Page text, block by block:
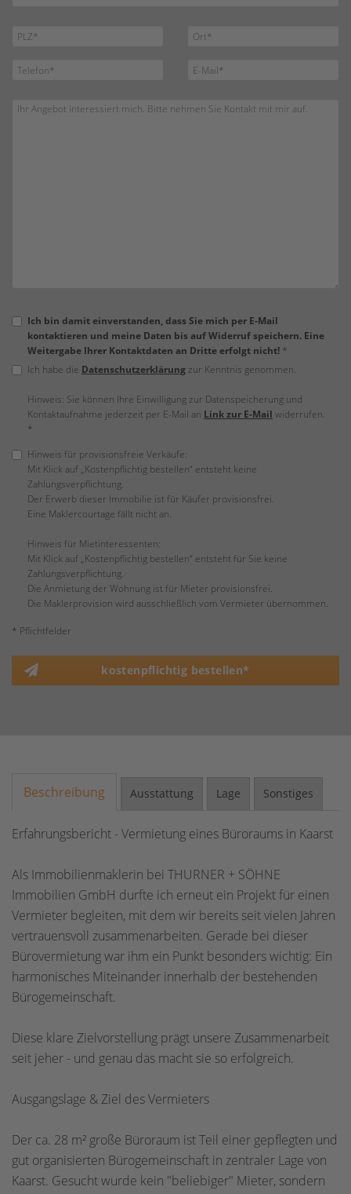
Ich bin damit einverstanden, dass Sie mich per E-Mail
kontaktieren und meine Daten bis auf Widerruf speichern. Eine
Weitergabe Ihrer Kontaktdaten an Dritte erfolgt nicht! *
Ich habe die Datenschutzerklärung zur Kenntnis genommen.
Hinweis: Sie können Ihre Einwilligung zur Datenspeicherung und
Kontaktaufnahme jederzeit per E-Mail an Link zur E-Mail widerrufen.
*
Hinweis für provisionsfreie Verkäufe:
Mit Klick auf „Kostenpflichtig bestellen“ entsteht keine
Zahlungsverpflichtung.
Der Erwerb dieser Immobilie ist für Käufer provisionsfrei.
Eine Maklercourtage fällt nicht an.
Hinweis für Mietinteressenten:
Mit Klick auf „Kostenpflichtig bestellen“ entsteht für Sie keine
Zahlungsverpflichtung.
Die Anmietung der Wohnung ist für Mieter provisionsfrei.
Die Maklerprovision wird ausschließlich vom Vermieter übernommen.
* Pflichtfelder
kostenpflichtig bestellen*
Beschreibung Ausstattung Lage Sonstiges
Erfahrungsbericht - Vermietung eines Büroraums in Kaarst
Als Immobilienmaklerin bei THURNER + SÖHNE
Immobilien GmbH durfte ich erneut ein Projekt für einen
Vermieter begleiten, mit dem wir bereits seit vielen Jahren
vertrauensvoll zusammenarbeiten. Gerade bei dieser
Bürovermietung war ihm ein Punkt besonders wichtig: Ein
harmonisches Miteinander innerhalb der bestehenden
Bürogemeinschaft.
Diese klare Zielvorstellung prägt unsere Zusammenarbeit
seit jeher - und genau das macht sie so erfolgreich.
Ausgangslage & Ziel des Vermieters
Der ca. 28 m² große Büroraum ist Teil einer gepflegten und
gut organisierten Bürogemeinschaft in zentraler Lage von
Kaarst. Gesucht wurde kein "beliebiger" Mieter, sondern